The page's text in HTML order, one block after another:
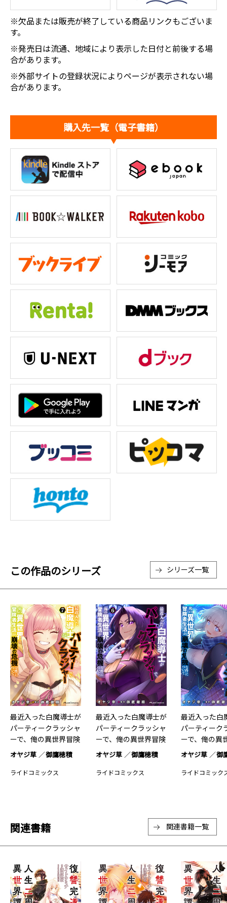
※欠品または販売が終了している商品リンクもございま
す。
※発売日は流通、地域により表示した日付と前後する場
合があります。
※外部サイトの登録状況によりページが表示されない場
合があります。
購入先一覧（電子書籍）
この作品のシリーズ シリーズ一覧
最近入った白魔導士が
パーティークラッシャ
ーで、俺の異世界冒険
者生…7
オヤジ草 御鷹穂積
ライドコミックス
最近入った白魔導士が
パーティークラッシャ
ーで、俺の異世界冒険
者生…6
オヤジ草 御鷹穂積
ライドコミックス
最近入った白
パーティーク
ーで、俺の異
者生…4
オヤジ草 御
ライドコミック
関連書籍 関連書籍一覧